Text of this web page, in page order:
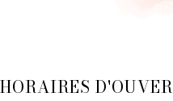
HORAIRES